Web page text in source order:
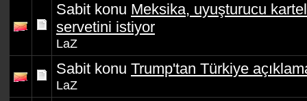
Sabit konu Meksika, uyuşturucu
servetini istiyor
LaZ
Sabit konu Trump'tan Türkiye
LaZ